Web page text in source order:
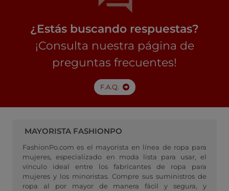
¿Estás buscando respuestas?
¡Consulta nuestra página de
preguntas frecuentes!
F.A.Q.
MAYORISTA FASHIONPO
FashionPo.com es el mayorista en línea de ropa para
mujeres, especializado en moda lista para usar, el
vínculo ideal entre los fabricantes de ropa para
mujeres y los minoristas. Compre sus suministros de
ropa al por mayor de manera fácil y segura, y